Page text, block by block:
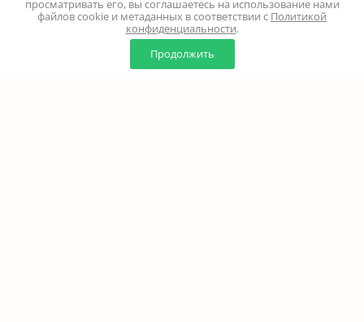
0
Корзина
просматривать его, вы соглашаетесь на использование нами
файлов cookie и метаданных в соответствии с Политикой
конфиденциальности.
Продолжить